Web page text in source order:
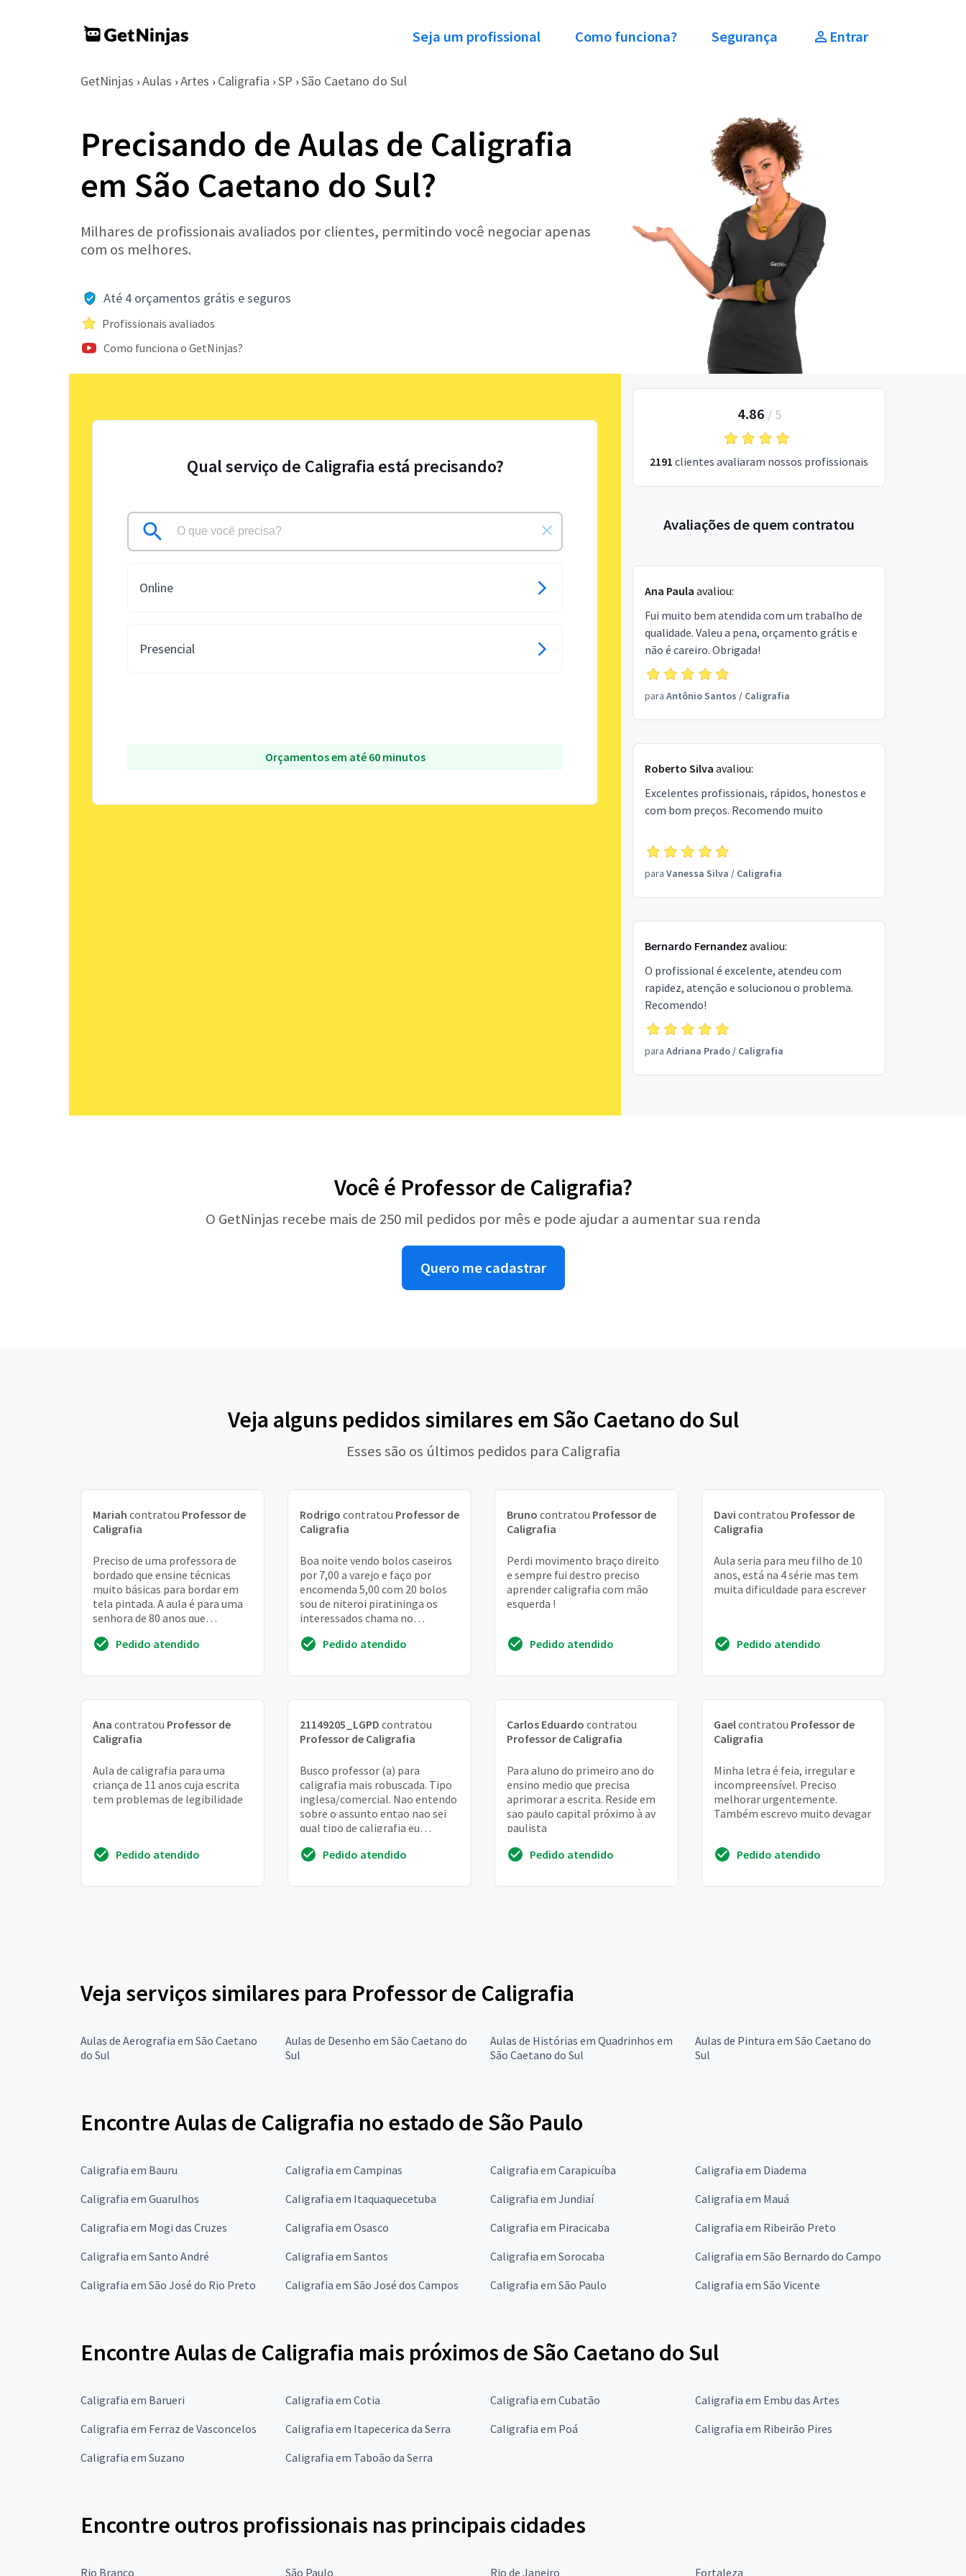
Seja um profissional Como funciona? Segurança Entrar
GetNinjas › Aulas › Artes › Caligrafia › SP › São Caetano do Sul
Precisando de Aulas de Caligrafia
em São Caetano do Sul?
Milhares de profissionais avaliados por clientes, permitindo você negociar apenas
com os melhores.
Até 4 orçamentos grátis e seguros
Profissionais avaliados
Como funciona o GetNinjas?
Qual serviço de Caligrafia está precisando?
Online
Presencial
Orçamentos em até 60 minutos
4.86 / 5
2191 clientes avaliaram nossos profissionais
Avaliações de quem contratou
Ana Paula avaliou:
Fui muito bem atendida com um trabalho de
qualidade. Valeu a pena, orçamento grátis e
não é careiro. Obrigada!
para Antônio Santos / Caligrafia
Roberto Silva avaliou:
Excelentes profissionais, rápidos, honestos e
com bom preços. Recomendo muito
para Vanessa Silva / Caligrafia
Bernardo Fernandez avaliou:
O profissional é excelente, atendeu com
rapidez, atenção e solucionou o problema.
Recomendo!
para Adriana Prado/ Caligrafia
Você é Professor de Caligrafia?
O GetNinjas recebe mais de 250 mil pedidos por mês e pode ajudar a aumentar sua renda
Quero me cadastrar
Veja alguns pedidos similares em São Caetano do Sul
Esses são os últimos pedidos para Caligrafia
Mariah contratou Professor de
Caligrafia
Preciso de uma professora de
bordado que ensine técnicas
muito básicas para bordar em
tela pintada. A aula é para uma
senhora de 80 anos que
bordado é para...
Pedido atendido
Rodrigo contratou Professor de
Caligrafia
Boa noite vendo bolos caseiros
por 7,00 a varejo e faço por
encomenda 5,00 com 20 bolos
sou de niteroi piratininga os
interessados chama no
Pedido atendido
Bruno contratou Professor de
Caligrafia
Perdi movimento braço direito
e sempre fui destro preciso
aprender caligrafia com mão
esquerda !
Pedido atendido
Davi contratou Professor de
Caligrafia
Aula seria para meu filho de 10
anos, está na 4 série mas tem
muita dificuldade para escrever
Pedido atendido
Ana contratou Professor de
Caligrafia
Aula de caligrafia para uma
criança de 11 anos cuja escrita
tem problemas de legibilidade
Pedido atendido
21149205_LGPD contratou
Professor de Caligrafia
Busco professor (a) para
caligrafia mais robuscada. Tipo
inglesa/comercial. Nao entendo
sobre o assunto entao nao sei
qual tipo de caligrafia eu
Pedido atendido
Carlos Eduardo contratou
Professor de Caligrafia
Para aluno do primeiro ano do
ensino medio que precisa
aprimorar a escrita. Reside em
sao paulo capital próximo à av
paulista
Pedido atendido
Gaelcontratou Professor de
Caligrafia
Minha letra é feia, irregular e
incompreensível. Preciso
melhorar urgentemente.
Também escrevo muito devagar
Pedido atendido
Veja serviços similares para Professor de Caligrafia
Aulas de Aerografia em São Caetano
do Sul
Aulas de Desenho em São Caetano do
Sul
Aulas de Histórias em Quadrinhos em
São Caetano do Sul
Aulas de Pintura em São Caetano do
Sul
Encontre Aulas de Caligrafia no estado de São Paulo
Caligrafia em Bauru Caligrafia em Campinas Caligrafia em Carapicuíba
Caligrafia em Diadema
Caligrafia em Guarulhos
Caligrafia em Itaquaquecetuba Caligrafia em Jundiaí
Caligrafia em Mauá
Caligrafia em Mogi das Cruzes
Caligrafia em Osasco Caligrafia em Piracicaba
Caligrafia em Ribeirão Preto
Caligrafia em Santo André
Caligrafia em Santos Caligrafia em Sorocaba
Caligrafia em São Bernardo do Campo
Caligrafia em São José do Rio Preto
Caligrafia em São José dos Campos Caligrafia em São Paulo Caligrafia em São Vicente
Encontre Aulas de Caligrafia mais próximos de São Caetano do Sul
Caligrafia em Barueri Caligrafia em Cotia Caligrafia em Cubatão
Caligrafia em Embu das Artes
Caligrafia em Ferraz de Vasconcelos
Caligrafia em Itapecerica da Serra Caligrafia em Poá
Caligrafia em Ribeirão Pires
Caligrafia em Suzano
Caligrafia em Taboão da Serra
Encontre outros profissionais nas principais cidades
Rio Branco São Paulo Rio de Janeiro Fortaleza